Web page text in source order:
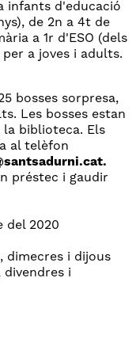
infants d'educació
de 2n a 4t de
a 1r d'ESO (dels
per a joves i adults.
bosses sorpresa,
Les bosses estan
la biblioteca. Els
al telèfon
préstec i gaudir
del 2020
dimecres i dijous
divendres i